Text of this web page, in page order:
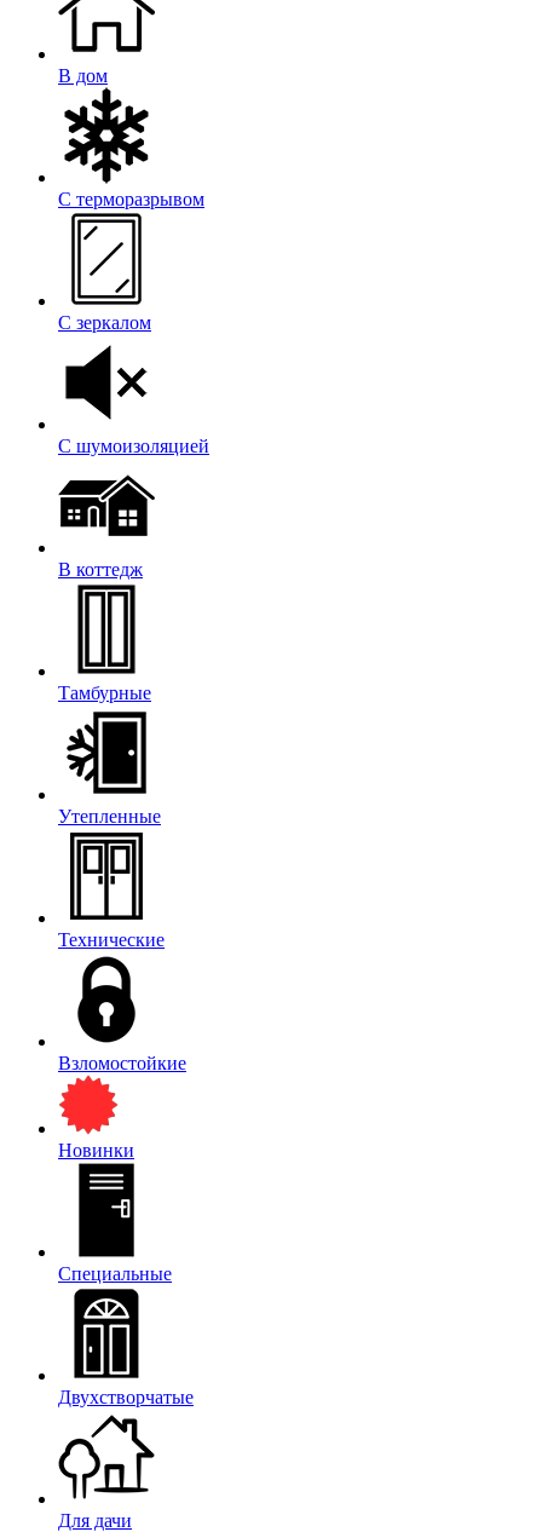
В дом
С терморазрывом
С зеркалом
С шумоизоляцией
В коттедж
Тамбурные
Утепленные
Технические
Взломостойкие
Новинки
Специальные
Двухстворчатые
Для дачи